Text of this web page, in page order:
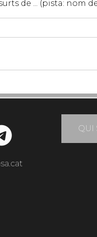
de ... (pista: nom
QUI